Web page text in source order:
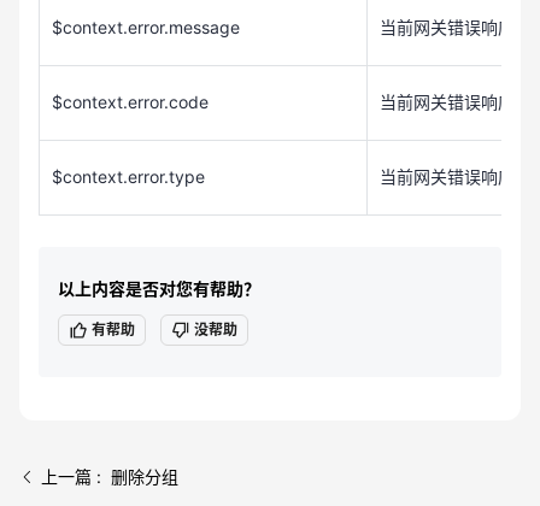
$context.error.message 当前网关错误响应的
$context.error.code 当前网关错误响应的
$context.error.type 当前网关错误响应的
以上内容是否对您有帮助？
有帮助 没帮助
上一篇 : 删除分组